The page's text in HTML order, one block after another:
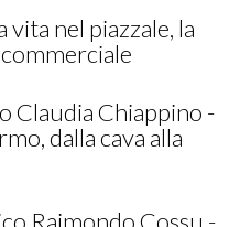
nel piazzale, la
Claudia Chiappino -
dalla cava alla
Raimondo Cossu -